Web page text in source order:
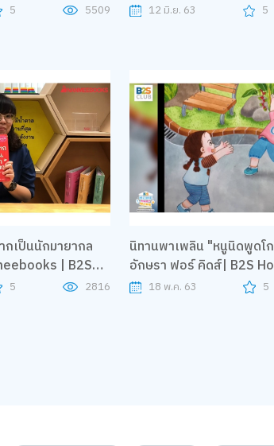
5 5509
"Arch Apolar"
12 มิ.ย. 63 5
เป็นนักมายากล
| B2S
5 2816
นิทานพาเพลิน "หนูนิดพูดโ
อักษรา ฟอร์ คิดส์| B2S
Home18 พ.ค. 63 5